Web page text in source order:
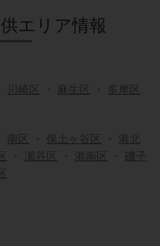
エリア情報
川崎区 ・ 麻生区 ・ 多摩区
南区 ・ 保土ヶ谷区 ・ 港北
・ 瀬谷区 ・ 港南区 ・ 磯子